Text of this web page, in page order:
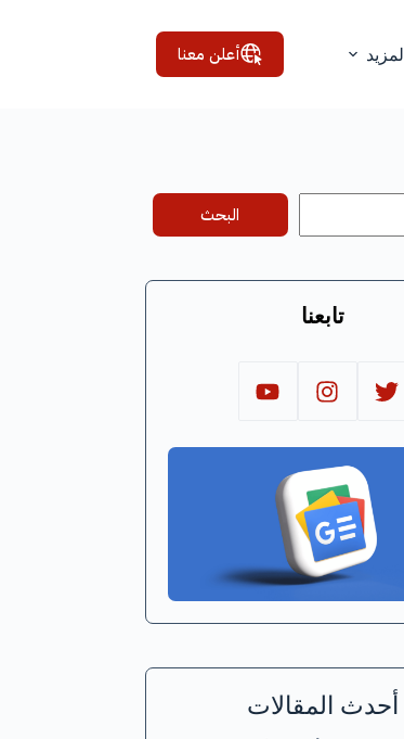
المزيد أعلن معنا
البحث
تابعنا
أحدث المقالات